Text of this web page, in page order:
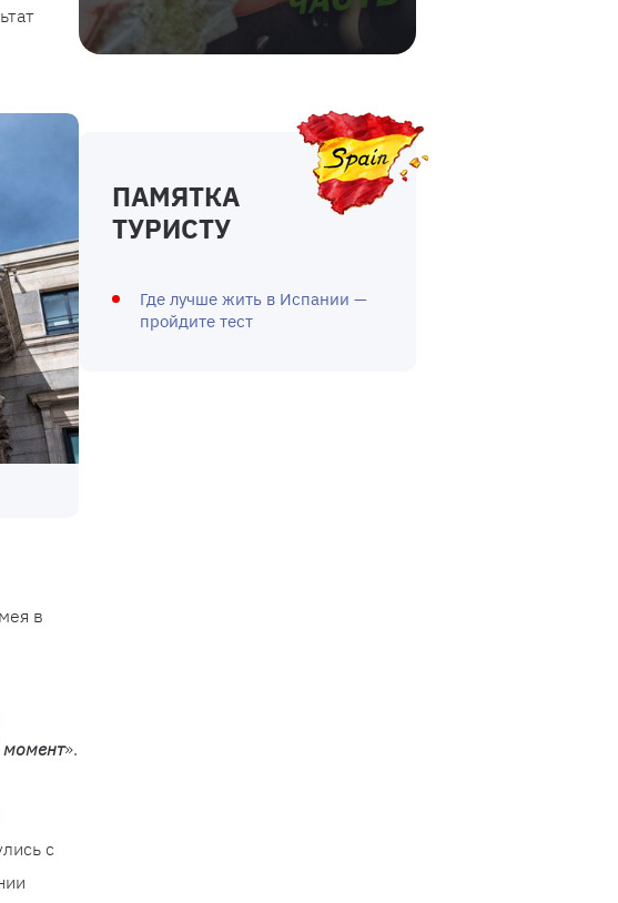
в
момент».
с
ПАМЯТКА
ТУРИСТУ
Где лучше жить в Испании —
пройдите тест